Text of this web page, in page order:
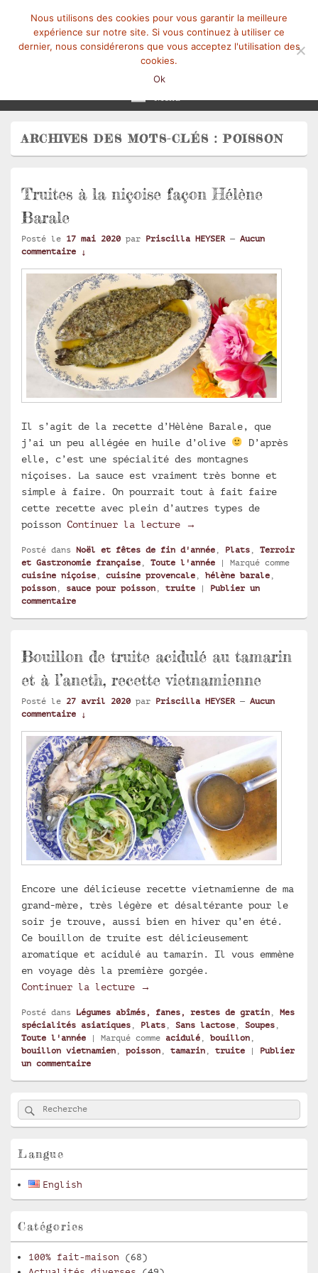
ARCHIVES DES MOTS-CLÉS :POISSON
Truites à la niçoise façon Hélène
Barale
Posté le 17 mai 2020 par Priscilla HEYSER — Aucun
commentaire ↓
Il s’agit de la recette d’Hèlène Barale, que
j’ai un peu allégée en huile d’olive
D’après
elle, c’est une spécialité des montagnes
niçoises. La sauce est vraiment très bonne et
simple à faire. On pourrait tout à fait faire
cette recette avec plein d’autres types de
poisson Continuer la lecture Truites à la niçoise
→
Posté dans Noël et fêtes de fin d'année , Plats , Terroir
et Gastronomie française , Toute l'année | Marqué comme
cuisine niçoise , cuisine provencale , hélène barale ,
poisson , sauce pour poisson , truite | Publier un
commentaire
Bouillon de truite acidulé au tamarin
et à l’aneth, recette vietnamienne
Posté le 27 avril 2020 par Priscilla HEYSER — Aucun
commentaire ↓
Encore une délicieuse recette vietnamienne de ma
grand-mère, très légère et désaltérante pour le
soir je trouve, aussi bien en hiver qu’en été.
Ce bouillon de truite est délicieusement
aromatique et acidulé au tamarin. Il vous emmène
en voyage dès la première gorgée.
Continuer la lecture
Bouillon de truite acidulé au
→
Posté dans Légumes abîmés, fanes, restes de gratin
Mes
spécialités asiatiques
Plats Sans lactose Soupes
Toute l'année
| Marqué comme acidulé bouillon
bouillon vietnamien
poisson tamarin truite | Publier
un commentaire
Zone
principale
de
pour
latérale
Recherche :
Rechercher
Langue
English
Catégories
100% fait-maison (68)
Nous utilisons des cookies pour vous garantir la meilleure
expérience sur notre site. Si vous continuez à utiliser ce
dernier, nous considérerons que vous acceptez l'utilisation des
cookies.
Ok